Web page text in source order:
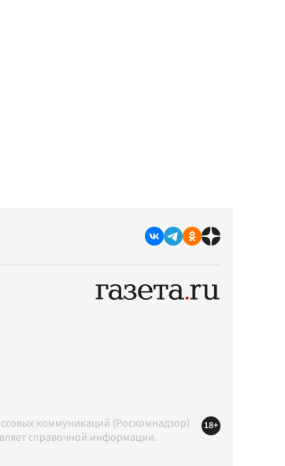
коммуникаций (Роскомнадзор)
справочной информации.
18+